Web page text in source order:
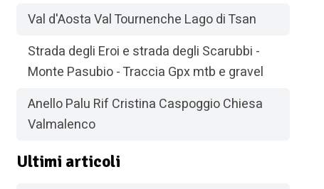
Val d'Aosta Val Tournenche Lago di Tsan
Strada degli Eroi e strada degli Scarubbi -
Monte Pasubio - Traccia Gpx mtb e gravel
Anello Palu Rif Cristina Caspoggio Chiesa
Valmalenco
Ultimi articoli